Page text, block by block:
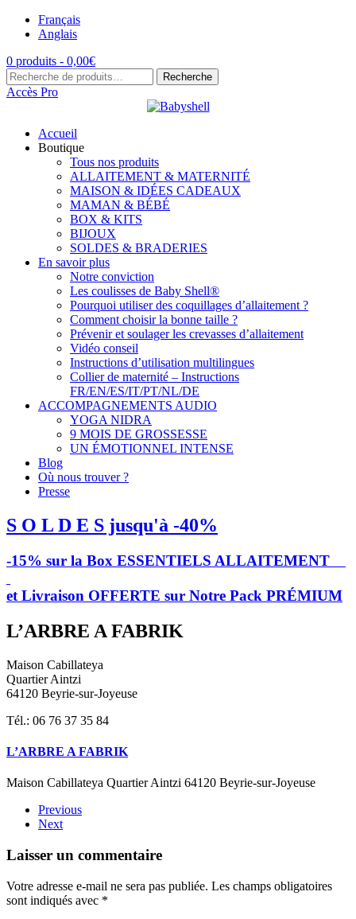
Français
Anglais
0 produits - 0,00€
Recherche
pour :
Recherche
Accès Pro
Accueil
Boutique
Tous nos produits
ALLAITEMENT & MATERNITÉ
MAISON & IDÉES CADEAUX
MAMAN & BÉBÉ
BOX & KITS
BIJOUX
SOLDES & BRADERIES
En savoir plus
Notre conviction
Les coulisses de Baby Shell®
Pourquoi utiliser des coquillages d’allaitement ?
Comment choisir la bonne taille ?
Prévenir et soulager les crevasses d’allaitement
Vidéo conseil
Instructions d’utilisation multilingues
Collier de maternité – Instructions
FR/EN/ES/IT/PT/NL/DE
ACCOMPAGNEMENTS AUDIO
YOGA NIDRA
9 MOIS DE GROSSESSE
UN ÉMOTIONNEL INTENSE
Blog
Où nous trouver ?
Presse
S O L D E S jusqu'à -40%
-15% sur la Box ESSENTIELS ALLAITEMENT
et Livraison OFFERTE sur Notre Pack PRÉMIUM
L’ARBRE A FABRIK
Maison Cabillateya
Quartier Aintzi
64120 Beyrie-sur-Joyeuse
Tél.: 06 76 37 35 84
L’ARBRE A FABRIK
Maison Cabillateya Quartier Aintzi 64120 Beyrie-sur-Joyeuse
Previous
Next
Laisser un commentaire
Votre adresse e-mail ne sera pas publiée. Les champs obligatoires
sont indiqués avec *